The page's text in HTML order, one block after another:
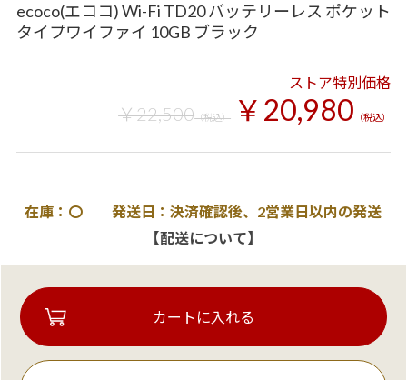
ecoco(エココ) Wi-Fi TD20 バッテリーレス ポケット
タイプワイファイ 10GB ブラック
ストア特別価格
￥22,500（税込） ￥20,980 （税込）
在庫：〇 発送日：決済確認後、2営業日以内の発送
【配送について】